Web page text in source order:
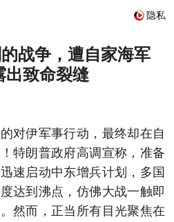
隐私
战争，遭自家海军
出致命裂缝
对伊军事行动，最终却在自
特朗普政府高调宣称，准备
速启动中东增兵计划，多国
达到沸点，仿佛大战一触即
然而，正当所有目光聚焦在